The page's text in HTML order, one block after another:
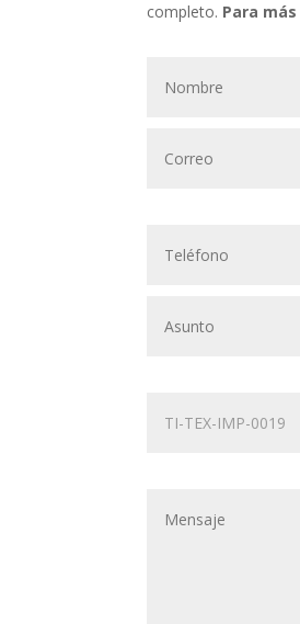
completo. Para